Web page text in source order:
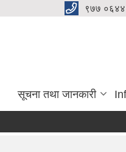
९७७
सूचना तथा जानकारी